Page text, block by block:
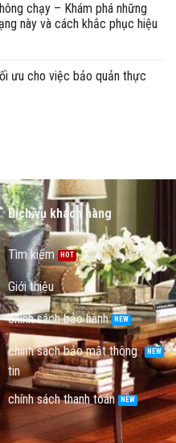
chạy – Khám phá những
này và cách khắc phục hiệu
ưu cho việc bảo quản thực
Dịch vụ khách hàng
Tìm kiếm
Giới thiệu
chính sách bảo hành
chính sách bảo mật thông
tin
chính sách thanh toán